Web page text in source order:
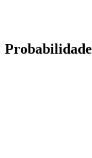
Probabilidade